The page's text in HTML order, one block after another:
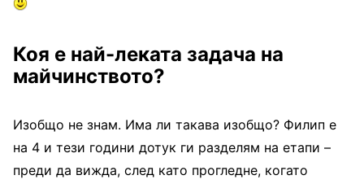
Коя е най-леката задача на
майчинството?
Изобщо не знам. Има ли такава изобщо? Филип е
на 4 и тези години дотук ги разделям на етапи –
преди да вижда, след като прогледне, когато